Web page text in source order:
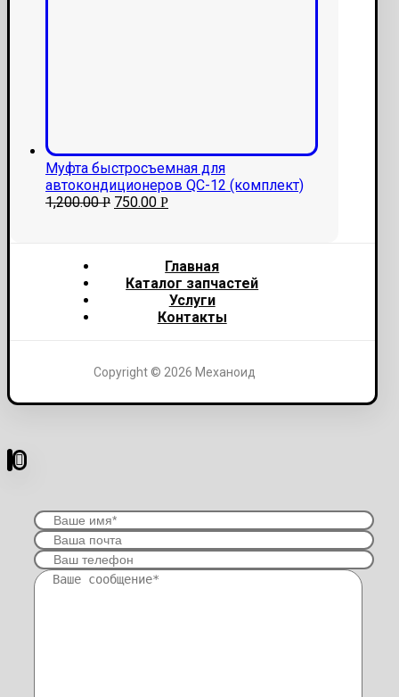
Муфта быстросъемная для
автокондиционеров QC-12 (комплект)
1,200.00Р 750.00 Р
Главная
Каталог запчастей
Услуги
Контакты
Copyright © 2026 Механоид